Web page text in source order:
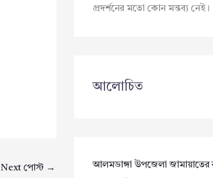
Next পোস্ট →
প্রদর্শনের মতো কোন মন্তব্য নেই।
আলোচিত
আলমডাঙ্গা উপজেলা